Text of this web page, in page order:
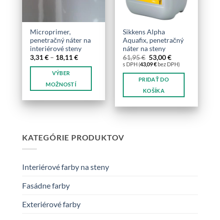
produktu.
Microprimer,
penetračný náter na
interiérové steny
3,31€ – 18,11€Price
3,31 €
VÝBER
MOŽNOSTÍ
produkt
variantov.
Možnosti
môžete
na
produktu.
Sikkens Alpha
Aquafix, penetračný
náter na steny
61,95€ Pôvodná
cena
61,95 €.
53,00€Aktuálna
cena
je:
53,00 €.
s DPH (43,09€ bez DPH)
PRIDAŤ DO
KOŠÍKA
KATEGÓRIE PRODUKTOV
Interiérové farby na steny
Fasádne farby
Exteriérové farby